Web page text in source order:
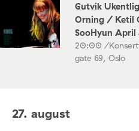
Gutvik
Orning / Ketil
SooHyun April
20:00 /
gate 69, Oslo
27. august